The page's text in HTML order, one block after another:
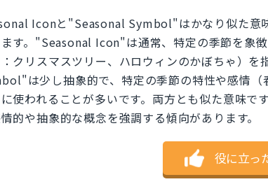
Iconと"Seasonal Symbol"はかなり似た意
す。"Seasonal Icon"は通常、特定の季節を象
：クリスマスツリー、ハロウィンのかぼちゃ）
は少し抽象的で、特定の季節の特性や感情
使われることが多いです。両方とも似た意味
的や抽象的な概念を強調する傾向があります。
役に立っ